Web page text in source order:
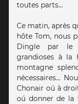
toutes parts...
Ce matin, après
hôte Tom, nous
Dingle par le
grandioses à la
montagne
nécessaires...
Chonair oú à
oú donner de la